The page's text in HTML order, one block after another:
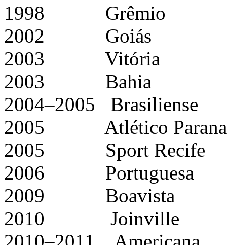
1998 Grêmio
2002 Goiás
2003 Vitória
2003 Bahia
2004–2005 Brasiliense
2005 Atlético
2005 Sport Recife
2006 Portuguesa
2009 Boavista
2010 Joinville